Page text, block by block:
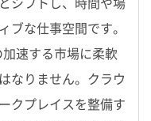
シフトし、時間や場
ブな仕事空間です。
速する市場に柔軟
なりません。クラウ
クプレイスを整備す